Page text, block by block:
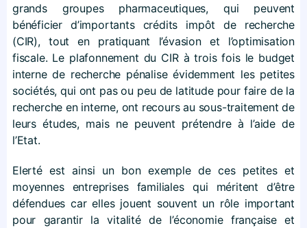
grands groupes pharmaceutiques, qui peuvent
bénéficier d’importants crédits impôt de recherche
(CIR), tout en pratiquant l’évasion et l’optimisation
fiscale. Le plafonnement du CIR à trois fois le budget
interne de recherche pénalise évidemment les petites
sociétés, qui ont pas ou peu de latitude pour faire de la
recherche en interne, ont recours au sous-traitement de
leurs études, mais ne peuvent prétendre à l’aide de
l’Etat.
Elerté est ainsi un bon exemple de ces petites et
moyennes entreprises familiales qui méritent d’être
défendues car elles jouent souvent un rôle important
pour garantir la vitalité de l’économie française et